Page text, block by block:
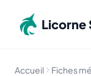
Licorne
Accueil
Fiches